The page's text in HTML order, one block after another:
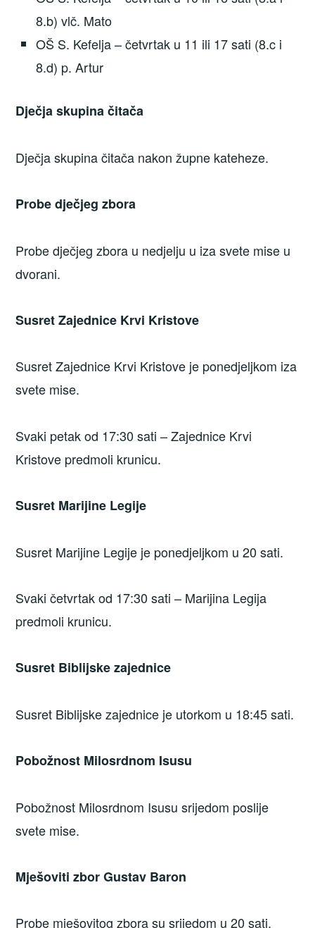
8.b) vlč. Mato
OŠ S. Kefelja – četvrtak u 11 ili 17 sati (8.c i
8.d) p. Artur
Dječja skupina čitača
Dječja skupina čitača nakon župne kateheze.
Probe dječjeg zbora
Probe dječjeg zbora u nedjelju u iza svete mise u
dvorani.
Susret Zajednice Krvi Kristove
Susret Zajednice Krvi Kristove je ponedjeljkom iza
svete mise.
Svaki petak od 17:30 sati – Zajednice Krvi
Kristove predmoli krunicu.
Susret Marijine Legije
Susret Marijine Legije je ponedjeljkom u 20 sati.
Svaki četvrtak od 17:30 sati – Marijina Legija
predmoli krunicu.
Susret Biblijske zajednice
Susret Biblijske zajednice je utorkom u 18:45 sati.
Pobožnost Milosrdnom Isusu
Pobožnost Milosrdnom Isusu srijedom poslije
svete mise.
Mješoviti zbor Gustav Baron
Probe mješovitog zbora su srijedom u 20 sati.